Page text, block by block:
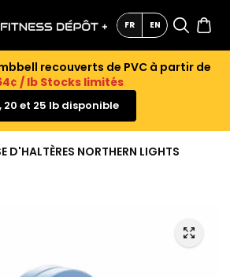
FR EN
recouverts de PVC à partir de
/ lb Stocks limités
20 et 25 lb disponible
D'HALTÈRES NORTHERN LIGHTS